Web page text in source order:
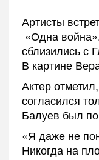
Артисты
«Одна
сблизились с
В картине
Актер
согласился
Балуев был
«Я даже не
Никогда на